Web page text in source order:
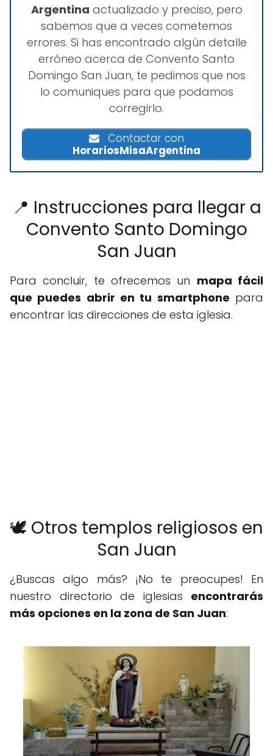
Argentina actualizado y preciso, pero
sabemos que a veces cometemos
errores. Si has encontrado algún detalle
erróneo acerca de Convento Santo
Domingo San Juan, te pedimos que nos
lo comuniques para que podamos
corregirlo.
Contactar con
HorariosMisaArgentina
📍 Instrucciones para llegar a
Convento Santo Domingo
San Juan
Para concluir, te ofrecemos un mapa fácil
que puedes abrir en tu smartphone para
encontrar las direcciones de esta iglesia.
🕊️ Otros templos religiosos en
San Juan
¿Buscas algo más? ¡No te preocupes! En
nuestro directorio de iglesias encontrarás
más opciones en la zona de San Juan: